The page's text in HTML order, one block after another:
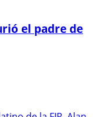
el padre de